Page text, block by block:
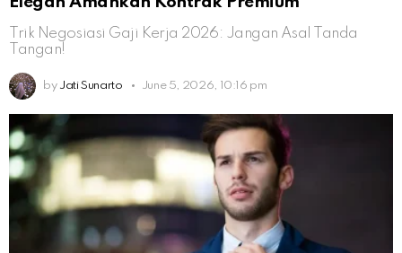
Trik Negosiasi Gaji Kerja 2026: Jangan Asal Tanda
Tangan!
by Jati Sunarto June 5, 2026, 10:16 pm